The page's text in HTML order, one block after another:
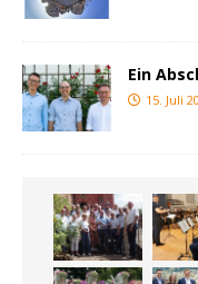
Ein
15. Juli